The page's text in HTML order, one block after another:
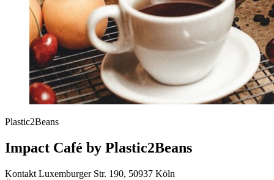
Plastic2Beans
Impact Café by Plastic2Beans
Kontakt Luxemburger Str. 190, 50937 Köln